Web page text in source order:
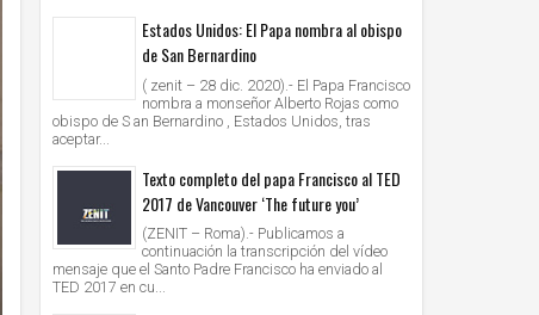
Estados Unidos: El Papa nombra al obispo
de San Bernardino
( zenit – 28 dic. 2020).- El Papa Francisco
nombra a monseñor Alberto Rojas como
obispo de S an Bernardino , Estados Unidos, tras
aceptar...
Texto completo del papa Francisco al TED
2017 de Vancouver ‘The future you’
(ZENIT – Roma).- Publicamos a
continuación la transcripción del vídeo
mensaje que el Santo Padre Francisco ha enviado al
TED 2017 en cu...